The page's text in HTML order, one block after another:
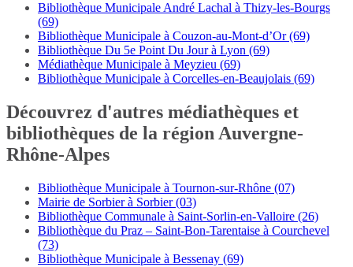
Bibliothèque Municipale André Lachal à Thizy-les-Bourgs
(69)
Bibliothèque Municipale à Couzon-au-Mont-d’Or (69)
Bibliothèque Du 5e Point Du Jour à Lyon (69)
Médiathèque Municipale à Meyzieu (69)
Bibliothèque Municipale à Corcelles-en-Beaujolais (69)
Découvrez d'autres médiathèques et
bibliothèques de la région Auvergne-
Rhône-Alpes
Bibliothèque Municipale à Tournon-sur-Rhône (07)
Mairie de Sorbier à Sorbier (03)
Bibliothèque Communale à Saint-Sorlin-en-Valloire (26)
Bibliothèque du Praz – Saint-Bon-Tarentaise à Courchevel
(73)
Bibliothèque Municipale à Bessenay (69)